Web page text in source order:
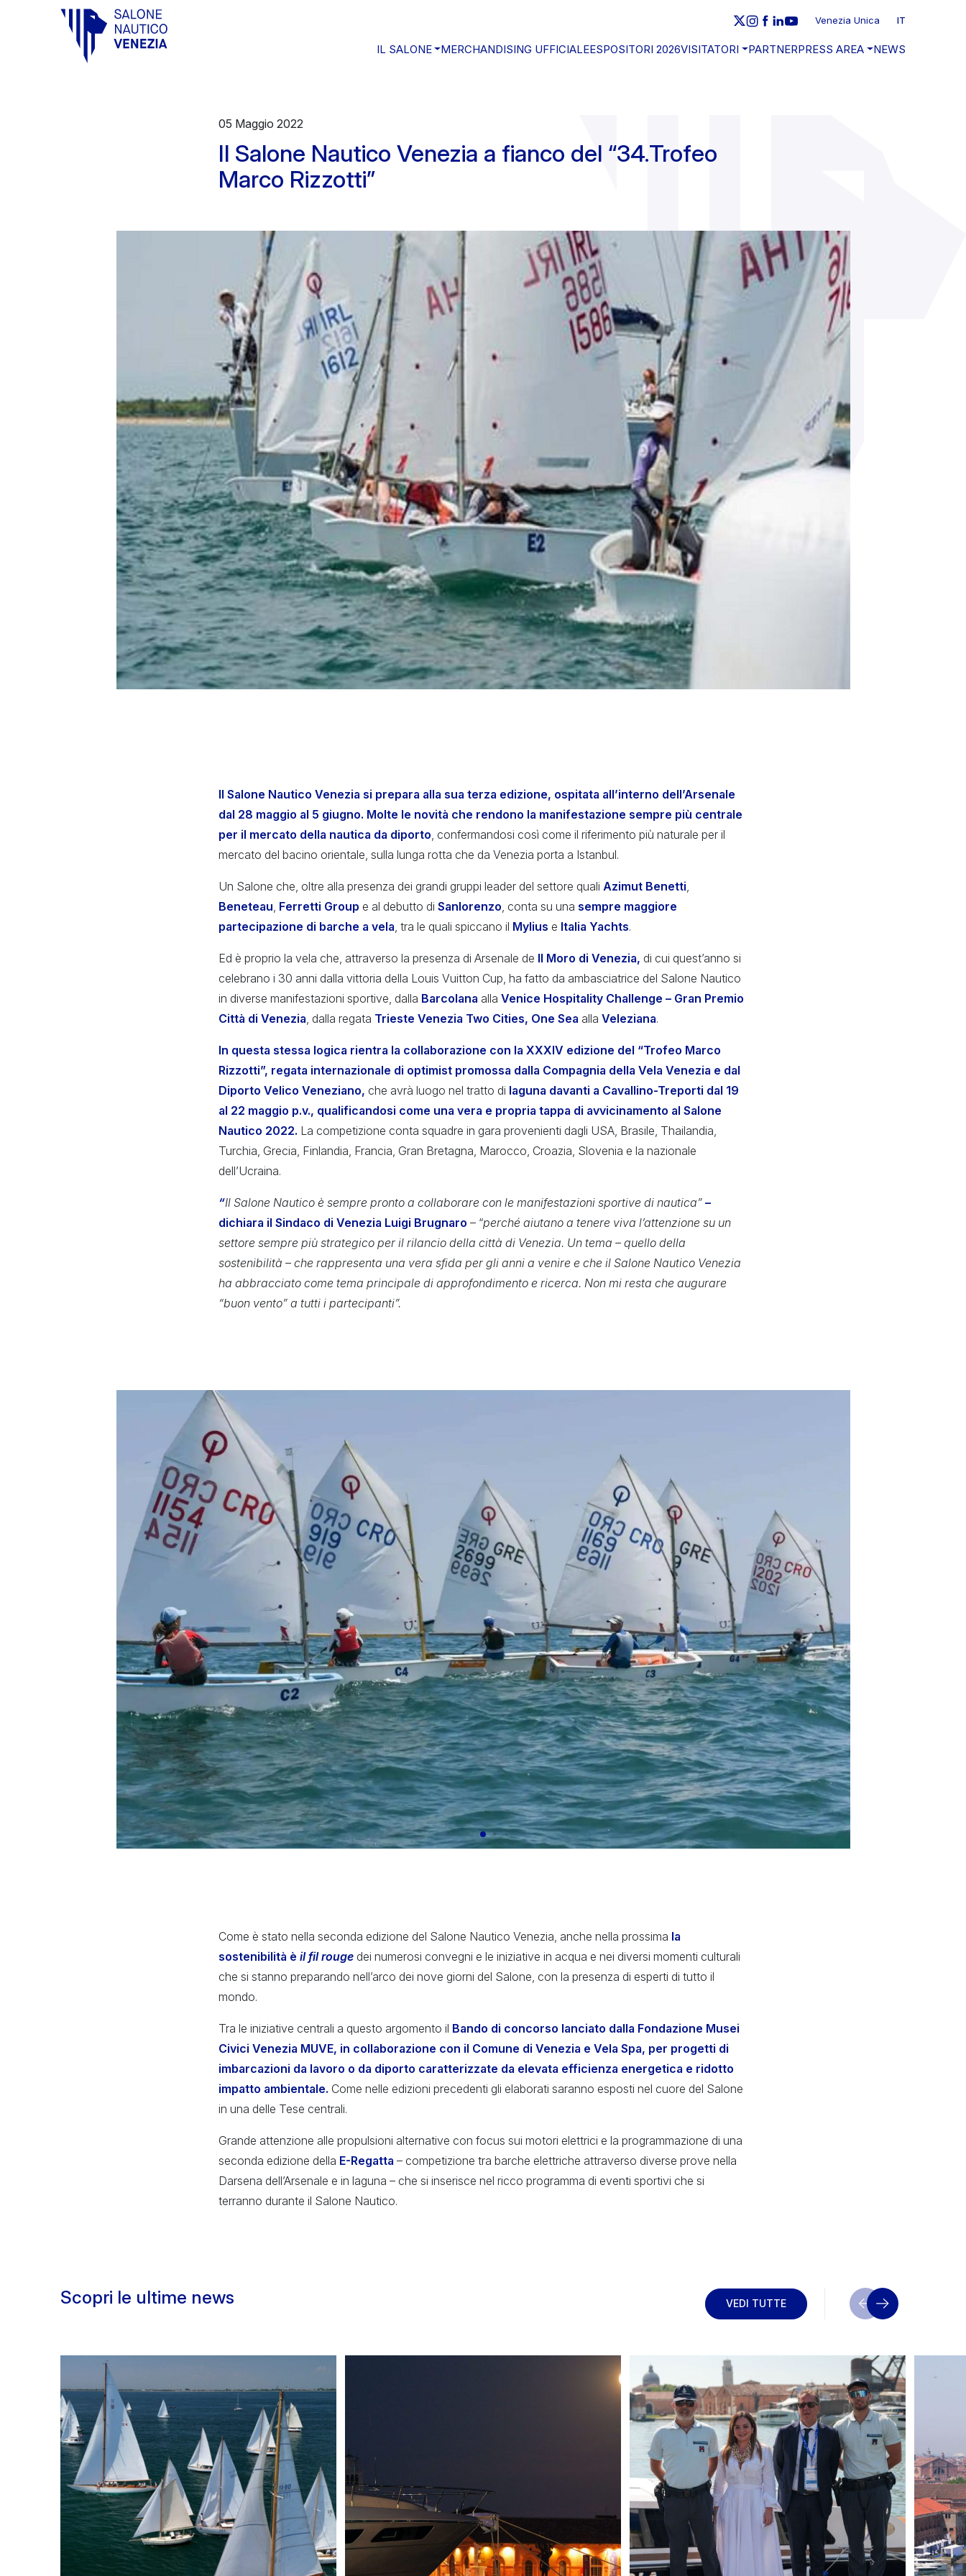
Vai al contenuto principale
Venezia Unica IT
IL SALONE MERCHANDISING UFFICIALEESPOSITORI 2026VISITATORI PARTNERPRESS AREA NEWS
05 Maggio 2022
Il Salone Nautico Venezia a fianco del “34.Trofeo
Marco Rizzotti”
Il Salone Nautico Venezia si prepara alla sua terza edizione, ospitata all’interno dell’Arsenale
dal 28 maggio al 5 giugno. Molte le novità che rendono la manifestazione sempre più centrale
per il mercato della nautica da diporto , confermandosi così come il riferimento più naturale per il
mercato del bacino orientale, sulla lunga rotta che da Venezia porta a Istanbul.
Un Salone che, oltre alla presenza dei grandi gruppi leader del settore quali Azimut Benetti
Beneteau Ferretti Group e al debutto di Sanlorenzo , conta su una sempre maggiore
partecipazione di barche a vela , tra le quali spiccano il Mylius e Italia Yachts.
Ed è proprio la vela che, attraverso la presenza di Arsenale de Il Moro di Venezia, di cui quest’anno si
celebrano i 30 anni dalla vittoria della Louis Vuitton Cup, ha fatto da ambasciatrice del Salone Nautico
in diverse manifestazioni sportive, dalla Barcolana alla Venice Hospitality Challenge – Gran Premio
Città di Venezia , dalla regata Trieste Venezia Two Cities, One Sea alla Veleziana.
In questa stessa logica rientra la collaborazione con la XXXIV edizione del “Trofeo Marco
Rizzotti”, regata internazionale di optimist promossa dalla Compagnia della Vela Venezia e dal
Diporto Velico Veneziano, che avrà luogo nel tratto di laguna davanti a Cavallino-Treporti dal 19
al 22 maggio p.v., qualificandosi come una vera e propria tappa di avvicinamento al Salone
Nautico 2022. La competizione conta squadre in gara provenienti dagli USA, Brasile, Thailandia,
Turchia, Grecia, Finlandia, Francia, Gran Bretagna, Marocco, Croazia, Slovenia e la nazionale
dell’Ucraina.
“Il Salone Nautico è sempre pronto a collaborare con le manifestazioni sportive di nautica” –
dichiara il Sindaco di Venezia Luigi Brugnaro – “perché aiutano a tenere viva l’attenzione su un
settore sempre più strategico per il rilancio della città di Venezia. Un tema – quello della
sostenibilità – che rappresenta una vera sfida per gli anni a venire e che il Salone Nautico Venezia
ha abbracciato come tema principale di approfondimento e ricerca. Non mi resta che augurare
“buon vento” a tutti i partecipanti”.
Come è stato nella seconda edizione del Salone Nautico Venezia, anche nella prossima la
sostenibilità è il fil rouge dei numerosi convegni e le iniziative in acqua e nei diversi momenti culturali
che si stanno preparando nell’arco dei nove giorni del Salone, con la presenza di esperti di tutto il
mondo.
Tra le iniziative centrali a questo argomento il Bando di concorso lanciato dalla Fondazione Musei
Civici Venezia MUVE, in collaborazione con il Comune di Venezia e Vela Spa, per progetti di
imbarcazioni da lavoro o da diporto caratterizzate da elevata efficienza energetica e ridotto
impatto ambientale. Come nelle edizioni precedenti gli elaborati saranno esposti nel cuore del Salone
in una delle Tese centrali.
Grande attenzione alle propulsioni alternative con focus sui motori elettrici e la programmazione di una
seconda edizione della E-Regatta – competizione tra barche elettriche attraverso diverse prove nella
Darsena dell’Arsenale e in laguna – che si inserisce nel ricco programma di eventi sportivi che si
terranno durante il Salone Nautico.
Scopri le ultime news VEDI TUTTE